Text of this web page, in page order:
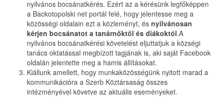
nyilvános bocsánatkérés. Ezért az a kérésünk legfőképpen
a Backotopolski net portál felé, hogy jelentesse meg a
közösségi oldalain ezt a közleményt, és nyilvánosan
kérjen bocsánatot a tanárnőktől és diákoktól.A
nyilvános bocsánatkérési követelést eljuttatjuk a községi
tanács oktatással megbízott tagjának is, aki saját Facebook
oldalán jelentette meg a hamis állításokat.
Kiállunk amellett, hogy munkaközösségünk nyitott marad a
kommunikációra a Szerb Köztársaság összes
intézményével követve az aktuális eseményeket.